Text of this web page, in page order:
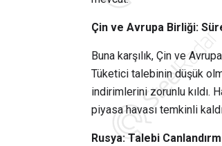
Çin ve Avrupa Birliği:
Buna karşılık, Çin ve
Tüketici talebinin düşük
indirimlerini zorunlu kıldı.
piyasa havası temkinli
Rusya: Talebi